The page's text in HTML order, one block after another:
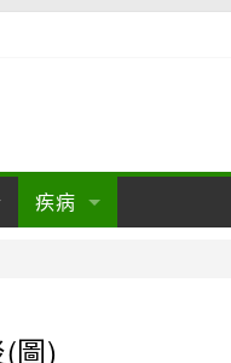
品
理 急救自救
疾病
肛腸科
圖)